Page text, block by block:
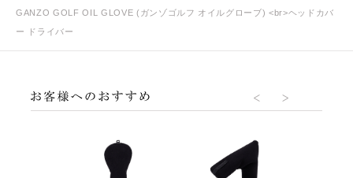
GANZO GOLF OIL GLOVE (ガンゾゴルフ オイルグローブ) <br>ヘッドカバ
ー ドライバー